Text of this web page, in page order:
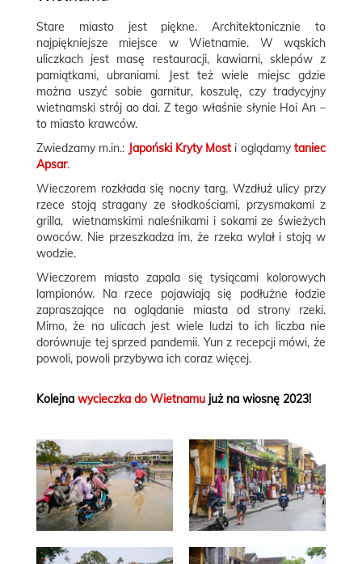
Stare miasto jest piękne. Architektonicznie to
najpiękniejsze miejsce w Wietnamie. W wąskich
uliczkach jest masę restauracji, kawiarni, sklepów z
pamiątkami, ubraniami. Jest też wiele miejsc gdzie
można uszyć sobie garnitur, koszulę, czy tradycyjny
wietnamski strój ao dai. Z tego właśnie słynie Hoi An –
to miasto krawców.
Zwiedzamy m.in.: Japoński Kryty Mosti oglądamytaniec
Apsar.
Wieczorem rozkłada się nocny targ. Wzdłuż ulicy przy
rzece stoją stragany ze słodkościami, przysmakami z
grilla, wietnamskimi naleśnikami i sokami ze świeżych
owoców. Nie przeszkadza im, że rzeka wylał i stoją w
wodzie.
Wieczorem miasto zapala się tysiącami kolorowych
lampionów. Na rzece pojawiają się podłużne łodzie
zapraszające na oglądanie miasta od strony rzeki.
Mimo, że na ulicach jest wiele ludzi to ich liczba nie
dorównuje tej sprzed pandemii. Yunz recepcji mówi, że
powoli, powoli przybywa ich coraz więcej.
Kolejna wycieczka do Wietnamu już na wiosnę 2023!